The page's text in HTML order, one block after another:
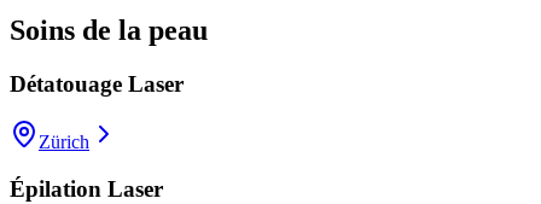
Soins de la peau
Détatouage Laser
Zürich
Épilation Laser